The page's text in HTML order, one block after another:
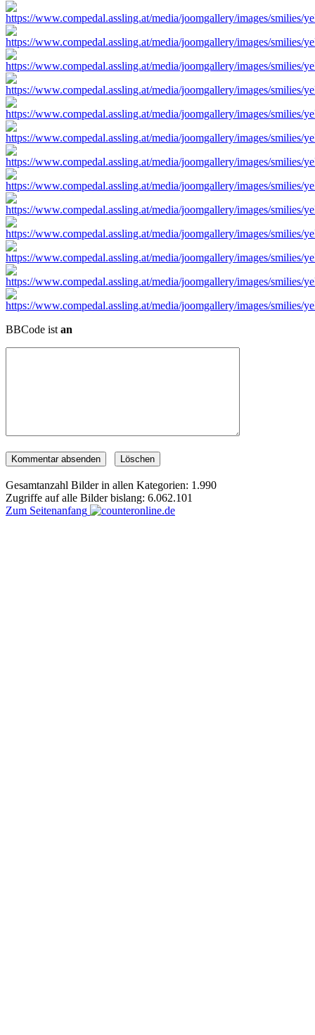
BBCode ist an
Gesamtanzahl Bilder in allen Kategorien: 1.990
Zugriffe auf alle Bilder bislang: 6.062.101
Zum Seitenanfang